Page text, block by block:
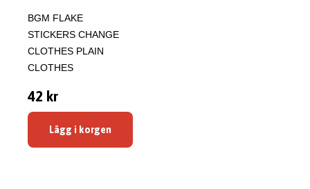
BGM FLAKE
STICKERS CHANGE
CLOTHES PLAIN
CLOTHES
42 kr
Lägg i korgen